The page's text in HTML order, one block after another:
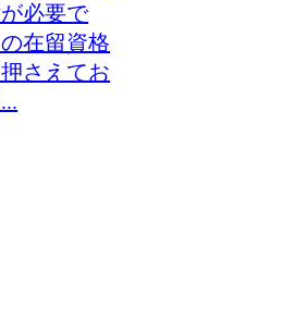
必要で
在留資格
さえてお